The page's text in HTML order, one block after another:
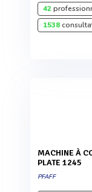
42
1538
MACHINE À COUDRE PFAFF TRIPLE ENTRAINEMENT
PLATE 1245
PFAFF